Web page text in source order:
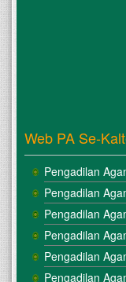
Web PA Se-
Pengadilan
Pengadilan
Pengadilan
Pengadilan
Pengadilan
Pengadilan